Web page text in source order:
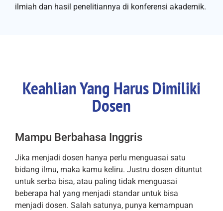
ilmiah dan hasil penelitiannya di konferensi akademik.
Keahlian Yang Harus Dimiliki
Dosen
Mampu Berbahasa Inggris
Jika menjadi dosen hanya perlu menguasai satu
bidang ilmu, maka kamu keliru. Justru dosen dituntut
untuk serba bisa, atau paling tidak menguasai
beberapa hal yang menjadi standar untuk bisa
menjadi dosen. Salah satunya, punya kemampuan